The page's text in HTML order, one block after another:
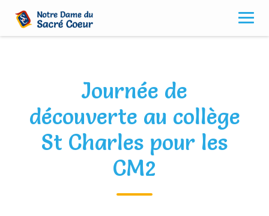
content
Journée de
découverte au collège
St Charles pour les
CM2